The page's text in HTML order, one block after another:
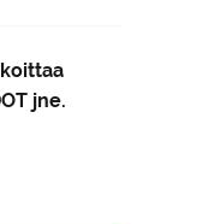
jne.